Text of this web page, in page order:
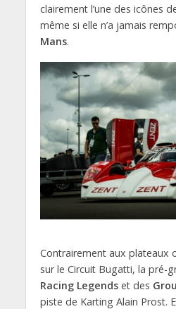
clairement l’une des icônes
même si elle n’a jamais
Mans.
Contrairement aux plateaux
sur le Circuit Bugatti, la pré-
Racing Legendset des
piste de Karting Alain Prost.